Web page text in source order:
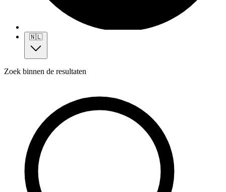
🇳🇱
Zoek binnen de resultaten